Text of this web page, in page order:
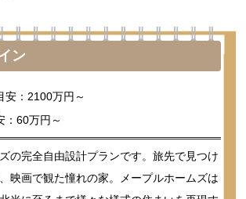
ン
安：2100万円～
：60万円～
の完全自由設計プランです。旅先で見つけ
映画で観た憧れの家。メープルホームズは